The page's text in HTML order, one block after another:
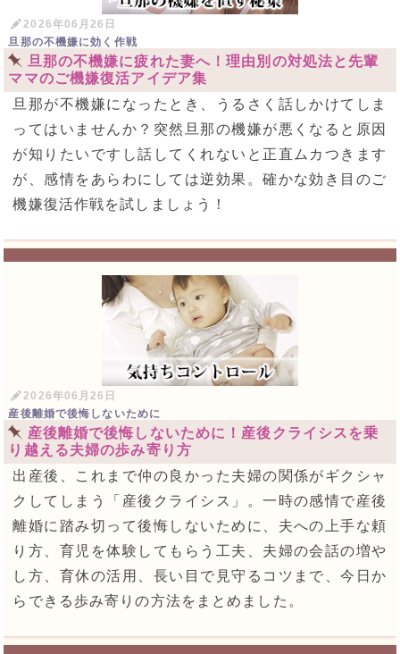
2026年06月26日
旦那の不機嫌に効く作戦
旦那の不機嫌に疲れた妻へ！理由別の対処法と先輩
ママのご機嫌復活アイデア集
旦那が不機嫌になったとき、うるさく話しかけてしま
ってはいませんか？突然旦那の機嫌が悪くなると原因
が知りたいですし話してくれないと正直ムカつきます
が、感情をあらわにしては逆効果。確かな効き目のご
機嫌復活作戦を試しましょう！
2026年06月26日
産後離婚で後悔しないために
産後離婚で後悔しないために！産後クライシスを乗
り越える夫婦の歩み寄り方
出産後、これまで仲の良かった夫婦の関係がギクシャ
クしてしまう「産後クライシス」。一時の感情で産後
離婚に踏み切って後悔しないために、夫への上手な頼
り方、育児を体験してもらう工夫、夫婦の会話の増や
し方、育休の活用、長い目で見守るコツまで、今日か
らできる歩み寄りの方法をまとめました。